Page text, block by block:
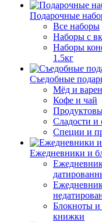
Подарочные
Все наборы
Наборы с
Наборы
1.5кг
Съедобные
Мёд и
Кофе и чай
Сладости и
Специи и
Ежедневники и
Блокноты и
книжки